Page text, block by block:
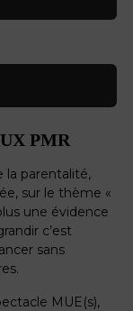
PMR
la parentalité,
sur le thème «
une évidence
c’est
sans
MUE(s),